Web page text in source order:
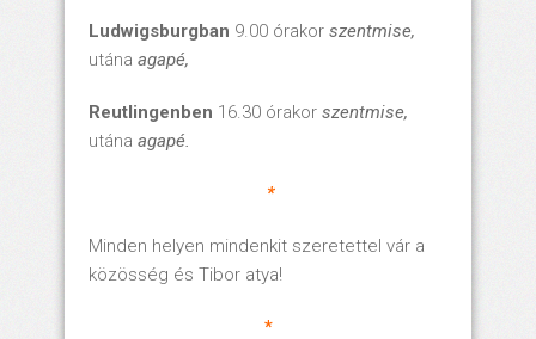
Ludwigsburgban 9.00 órakor szentmise,
utána agapé,
Reutlingenben 16.30 órakor szentmise,
utána agapé.
*
Minden helyen mindenkit szeretettel vár a
közösség és Tibor atya!
*